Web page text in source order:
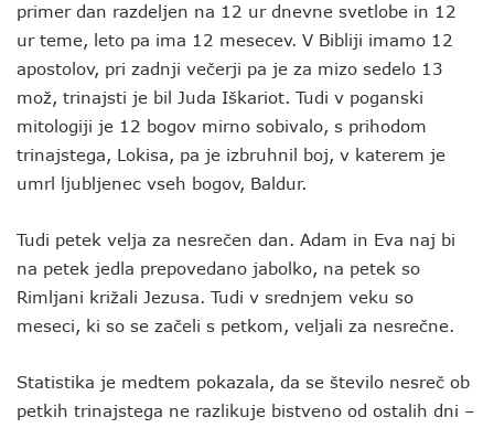
primer dan razdeljen na 12 ur dnevne svetlobe in 12
ur teme, leto pa ima 12 mesecev. V Bibliji imamo 12
apostolov, pri zadnji večerji pa je za mizo sedelo 13
mož, trinajsti je bil Juda Iškariot. Tudi v poganski
mitologiji je 12 bogov mirno sobivalo, s prihodom
trinajstega, Lokisa, pa je izbruhnil boj, v katerem je
umrl ljubljenec vseh bogov, Baldur.
Tudi petek velja za nesrečen dan. Adam in Eva naj bi
na petek jedla prepovedano jabolko, na petek so
Rimljani križali Jezusa. Tudi v srednjem veku so
meseci, ki so se začeli s petkom, veljali za nesrečne.
Statistika je medtem pokazala, da se število nesreč ob
petkih trinajstega ne razlikuje bistveno od ostalih dni –